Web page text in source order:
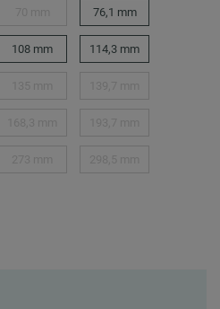
76,1 mm
108 mm 114,3 mm